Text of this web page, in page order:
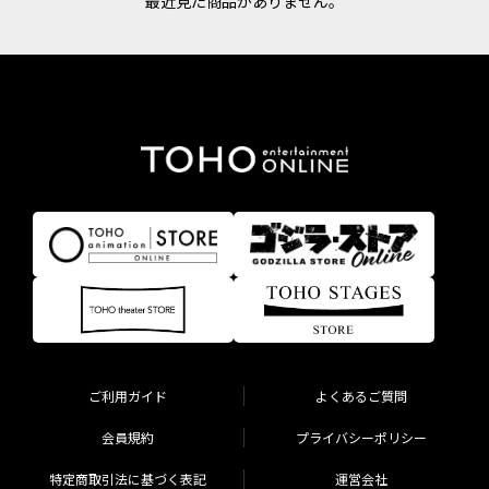
ご利用ガイド よくあるご質問
会員規約 プライバシーポリシー
特定商取引法に基づく表記 運営会社